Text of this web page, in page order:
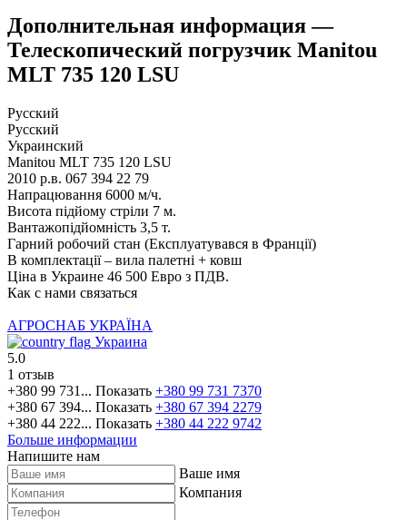
Дополнительная информация —
Телескопический погрузчик Manitou
MLT 735 120 LSU
Русский
Русский
Украинский
Manitou MLT 735 120 LSU
2010 р.в. 067 394 22 79
Напрацювання 6000 м/ч.
Висота підйому стріли 7 м.
Вантажопідйомність 3,5 т.
Гарний робочий стан (Експлуатувався в Франції)
В комплектації – вила палетні + ковш
Ціна в Украине 46 500 Евро з ПДВ.
Как с нами связаться
АГРОСНАБ УКРАЇНА
Украина
5.0
1 отзыв
+380 99 731... Показать +380 99 731 7370
+380 67 394... Показать +380 67 394 2279
+380 44 222... Показать +380 44 222 9742
Больше информации
Напишите нам
Ваше имя
Компания